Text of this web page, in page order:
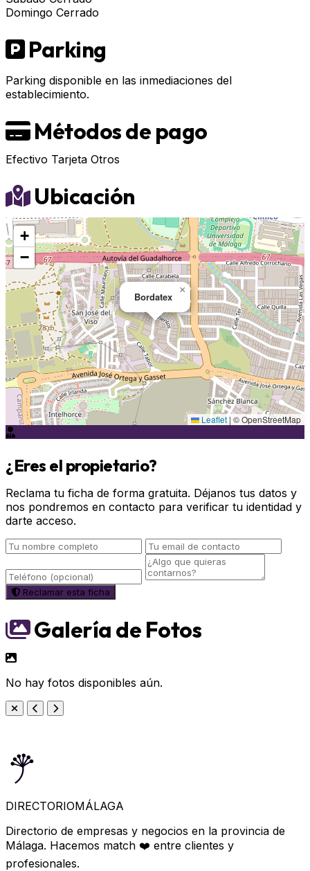
Domingo Cerrado
Parking
Parking disponible en las inmediaciones del
establecimiento.
Métodos de pago
Efectivo Tarjeta Otros
Ubicación
Bordatex
×
+
−
Leaflet | © OpenStreetMap
¿Eres el propietario?
Reclama tu ficha de forma gratuita. Déjanos tus datos y
nos pondremos en contacto para verificar tu identidad y
darte acceso.
Reclamar esta ficha
Galería de Fotos
No hay fotos disponibles aún.
DIRECTORIOMÁLAGA
Directorio de empresas y negocios en la provincia de
Málaga. Hacemos match ❤️ entre clientes y
profesionales.